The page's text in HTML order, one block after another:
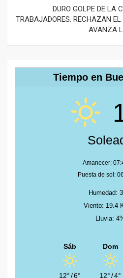
DURO GOLPE DE LA
TRABAJADORES: RECHAZAN
AVANZA
Tiempo en
Amanecer:
Puesta de sol:
Humedad:
Viento: 19.4
Lluvia:
Sáb
12°/6°
Dom
12°/4°